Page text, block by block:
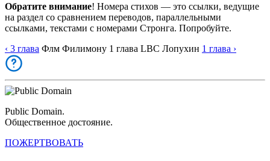
Обратите внимание! Номера стихов — это ссылки, ведущие
на раздел со сравнением переводов, параллельными
ссылками, текстами с номерами Стронга. Попробуйте.
‹ 3 глава Флм Филимону 1 глава LBC Лопухин 1 глава ›
Public Domain.
Общественное достояние.
ПОЖЕРТВОВАТЬ